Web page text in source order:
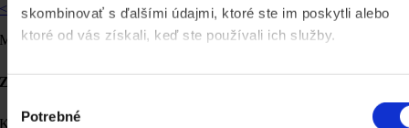
skombinovať s ďalšími údajmi, ktoré ste im poskytli alebo
ktoré od vás získali, keď ste používali ich služby.
súhlasu
Potrebné
< Späť na slovník
Moderný marketing pre ambiciózne značky
Zvýšte realizované dopyty
Komplexné stratégie, lead marketing, employer branding a web